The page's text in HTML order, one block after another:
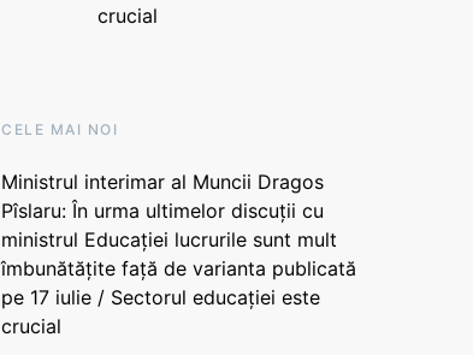
crucial
CELE MAI NOI
Ministrul interimar al Muncii Dragos
Pîslaru: În urma ultimelor discuții cu
ministrul Educației lucrurile sunt mult
îmbunătățite față de varianta publicată
pe 17 iulie / Sectorul educației este
crucial